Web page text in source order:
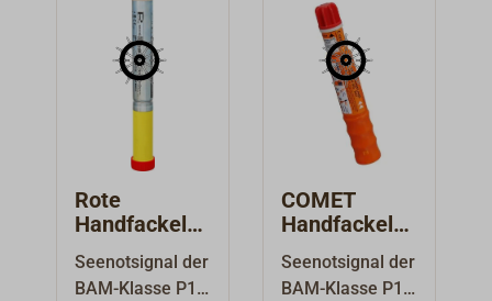
Rote
Handfackel
CF3 SOLAS
Seenotsignal der
BAM-Klasse P1:
COMET
Handfackel
rot
Seenotsignal der
BAM-Klasse P1: